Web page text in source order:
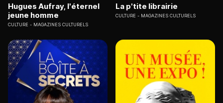
Hugues Aufray, l'éternel
jeune homme
CULTURE MAGAZINES CULTURELS
La p'tite librairie
CULTURE MAGAZINES CULTURELS